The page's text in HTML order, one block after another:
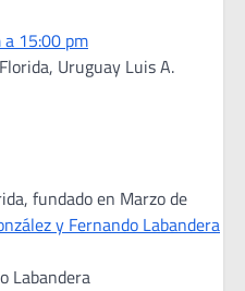
15:00 pm
Uruguay Luis A.
fundado en Marzo de
y Fernando Labandera
Labandera